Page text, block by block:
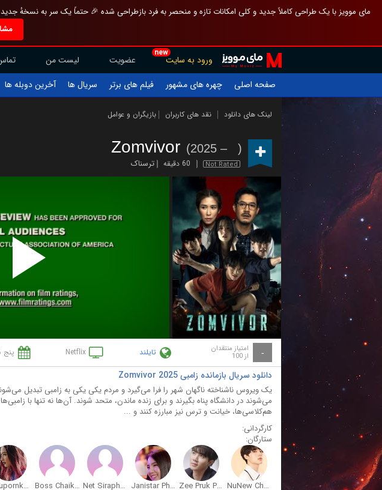
مای موویز با یک طراحی کاملاً جدید و کلی امکانات تازه و منحصر به فرد بازطراحی شده 🎉 حتماً یک سر به نسخهٔ
new
ورود به سایت عضویت لیست من
صفحه اصلی
چهره های مشهور فیلم های برتر سریال ها آخرین دوبله ها
لینک های دانلود نقد های کاربران بازیگران و عوامل
Zomvivor (2025 – )
Not Rated 60 دقیقه ترسناک
Play
Video
- امتیاز منتقدان
از 100 تایلند Netflix پنج
دانلود سریال بازمانده زامبی Zomvivor 2025
یک ویروس ناشناخته ناگهان شهر را فرا می‌گیرد و مردم یکی‌ یکی به زامبی تبدیل
می‌شوند در دانشگاه پناه بگیرند و برای زنده ماندن، متحد شوند. آن‌ها نه تنها با
هم‌کلاسی‌ها، خیانت و ترس نیز مبارزه کنند و ...
کارگردانی:
ستارگان:
NuNew Chawarin Perdpiriyawong
Zee Pruk Panich
Janistar Phomphadungcheep
Net Siraphop Manithikhun
Boss Chaikamon Sermsongwittaya
Narupornkamol Chaisang